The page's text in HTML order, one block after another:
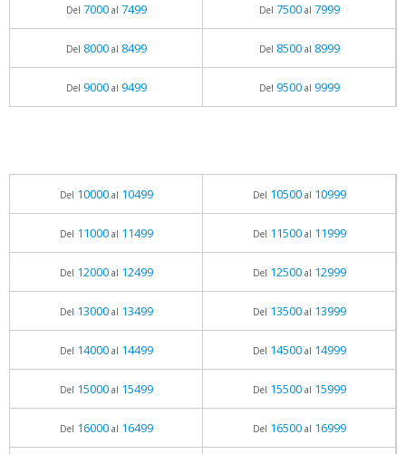
Del 7000al 7499 Del 7500al 7999
Del 8000al 8499 Del 8500al 8999
Del 9000al 9499 Del 9500al 9999
Del 10000al 10499 Del 10500al 10999
Del 11000al 11499 Del 11500al 11999
Del 12000al 12499 Del 12500al 12999
Del 13000al 13499 Del 13500al 13999
Del 14000al 14499 Del 14500al 14999
Del 15000al 15499 Del 15500al 15999
Del 16000al 16499 Del 16500al 16999